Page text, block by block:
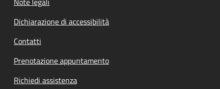
Dichiarazione di accessibilità
Contatti
Prenotazione appuntamento
Richiedi assistenza